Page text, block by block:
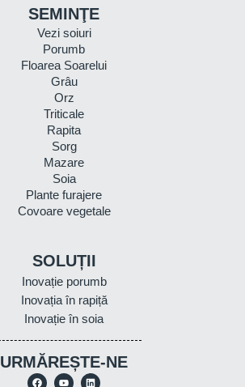
SEMINŢE
Vezi soiuri
Porumb
Floarea Soarelui
Grâu
Orz
Triticale
Rapita
Sorg
Mazare
Soia
Plante furajere
Covoare vegetale
SOLUȚII
Inovație porumb
Inovația în rapiță
Inovație în soia
URMĂREȘTE-NE